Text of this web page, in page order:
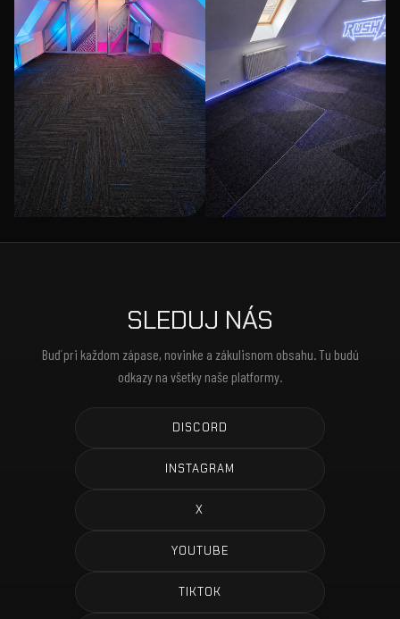
SLEDUJ NÁS
Buď pri každom zápase, novinke a zákulisnom obsahu. Tu budú
odkazy na všetky naše platformy.
DISCORD
INSTAGRAM
X
YOUTUBE
TIKTOK